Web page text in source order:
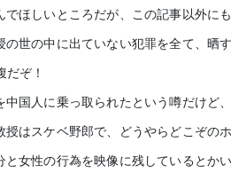
でほしいところだが、この記事以外に
世の中に出ていない犯罪を全て、晒す
ぞ！
中国人に乗っ取られたという噂だけど
授はスケベ野郎で、どうやらどこぞの
と女性の行為を映像に残しているとか